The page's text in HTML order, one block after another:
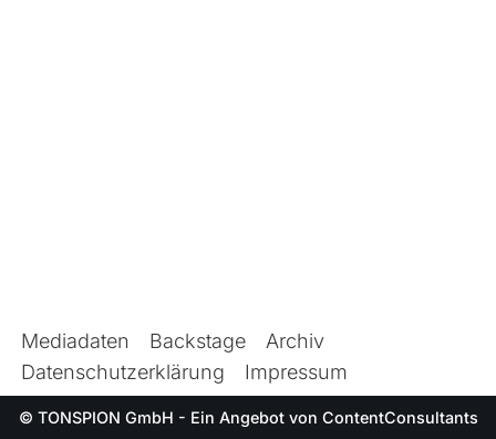
Mediadaten Backstage
Archiv
Datenschutzerklärung
Impressum
© TONSPION GmbH - Ein Angebot von ContentConsultants